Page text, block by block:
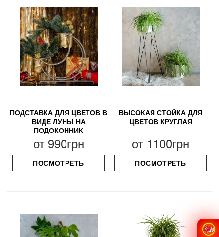
ПОДСТАВКА ДЛЯ ЦВЕТОВ В
ВИДЕ ЛУНЫ НА
ПОДОКОННИК
от 990грн
ПОСМОТРЕТЬ
ВЫСОКАЯ СТОЙКА ДЛЯ
ЦВЕТОВ КРУГЛАЯ
от 1100грн
ПОСМОТРЕТЬ